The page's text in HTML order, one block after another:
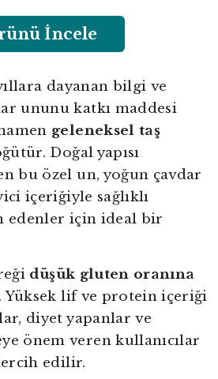
İncele
dayanan bilgi ve
ununu katkı maddesi
geleneksel taş
Doğal yapısı
bu özel un, yoğun çavdar
içeriğiyle sağlıklı
edenler için ideal bir
düşük gluten oranına
Yüksek lif ve protein içeriği
diyet yapanlar ve
önem veren kullanıcılar
edilir.